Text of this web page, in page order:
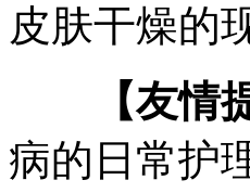
皮肤干燥的
【友情
病的日常护